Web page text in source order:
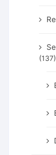
(137)